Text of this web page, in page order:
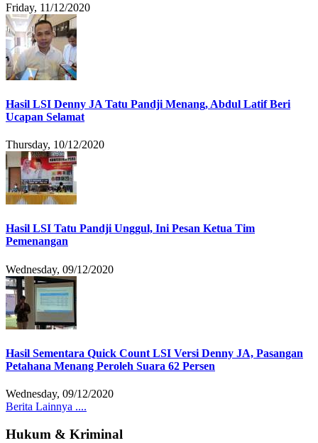
Friday, 11/12/2020
Hasil LSI Denny JA Tatu Pandji Menang, Abdul Latif Beri
Ucapan Selamat
Thursday, 10/12/2020
Hasil LSI Tatu Pandji Unggul, Ini Pesan Ketua Tim
Pemenangan
Wednesday, 09/12/2020
Hasil Sementara Quick Count LSI Versi Denny JA, Pasangan
Petahana Menang Peroleh Suara 62 Persen
Wednesday, 09/12/2020
Berita Lainnya ....
Hukum & Kriminal